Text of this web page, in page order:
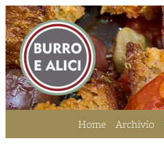
Home Archivio